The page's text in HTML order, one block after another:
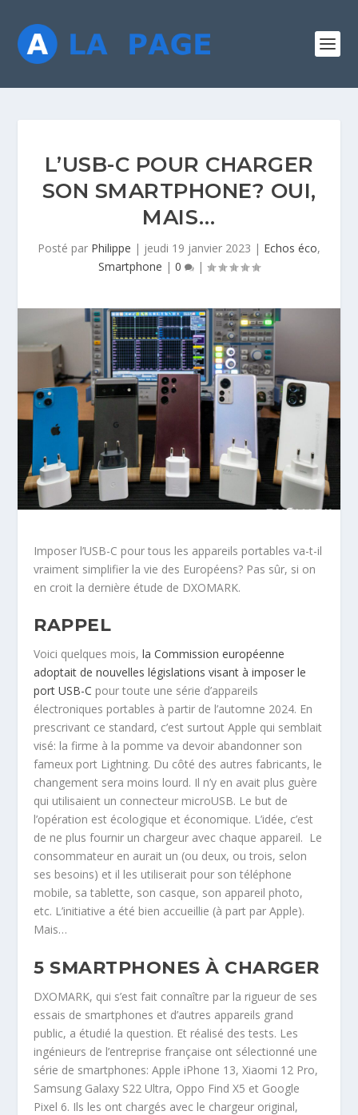
L’USB-C POUR CHARGER
SON SMARTPHONE? OUI,
MAIS…
Posté par Philippe | jeudi 19 janvier 2023 | Echos éco,
Smartphone | 0 |
Imposer l’USB-C pour tous les appareils portables va-t-il
vraiment simplifier la vie des Européens? Pas sûr, si on
en croit la dernière étude de DXOMARK.
RAPPEL
Voici quelques mois,la Commission européenne
adoptait de nouvelles législations visant à imposer le
port USB-C pour toute une série d’appareils
électroniques portables à partir de l’automne 2024. En
prescrivant ce standard, c’est surtout Apple qui semblait
visé: la firme à la pomme va devoir abandonner son
fameux port Lightning. Du côté des autres fabricants, le
changement sera moins lourd. Il n’y en avait plus guère
qui utilisaient un connecteur microUSB. Le but de
l’opération est écologique et économique. L’idée, c’est
de ne plus fournir un chargeur avec chaque appareil. Le
consommateur en aurait un (ou deux, ou trois, selon
ses besoins) et il les utiliserait pour son téléphone
mobile, sa tablette, son casque, son appareil photo,
etc. L’initiative a été bien accueillie (à part par Apple).
Mais…
5 SMARTPHONES À CHARGER
DXOMARK, qui s’est fait connaître par la rigueur de ses
essais de smartphones et d’autres appareils grand
public, a étudié la question. Et réalisé des tests. Les
ingénieurs de l’entreprise française ont sélectionné une
série de smartphones: Apple iPhone 13, Xiaomi 12 Pro,
Samsung Galaxy S22 Ultra, Oppo Find X5 et Google
Pixel 6. Ils les ont chargés avec le chargeur original,